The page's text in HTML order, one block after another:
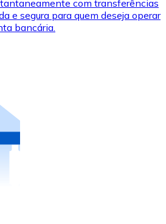
com transferências
e segura para quem deseja operar
bancária.